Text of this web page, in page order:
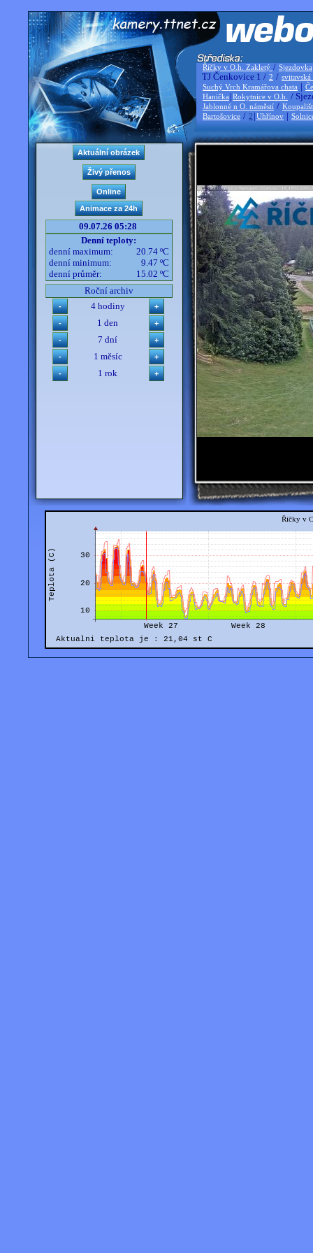
Říčky v O.h. Zakletý / Sjezdovka
TJ Čenkovice 1 / 2 / svitavská
Suchý Vrch Kramářova chata |
Hanička |Rokytnice v O.h. /
Jablonné n O. náměstí /
Bartošovice / 2 |Uhřínov |
09.07.26 05:28
Denní teploty:
denní maximum:
20.74 ºC
denní minimum:
9.47 ºC
denní průměr:
15.02 ºC
Roční archiv
4 hodiny
1 den
7 dní
1 měsíc
1 rok